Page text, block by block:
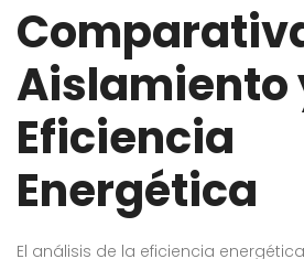
Aislamiento
Eficiencia
Energética
El análisis de la eficiencia